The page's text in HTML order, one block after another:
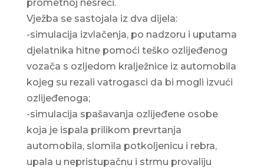
prometnoj nesreći.
Vježba se sastojala iz dva dijela:
-simulacija izvlačenja, po nadzoru i uputama
djelatnika hitne pomoći teško ozlijeđenog
vozača s ozljedom kralježnice iz automobila
kojeg su rezali vatrogasci da bi mogli izvući
ozlijeđenoga;
-simulacija spašavanja ozlijeđene osobe
koja je ispala prilikom prevrtanja
automobila, slomila potkoljenicu i rebra,
upala u nepristupačnu i strmu provaliju